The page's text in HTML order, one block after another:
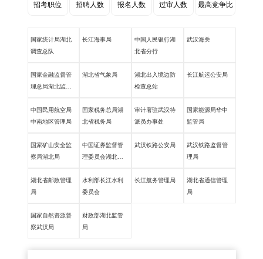
招考职位 招聘人数 报名人数 过审人数 最高竞争比
国家统计局湖北
调查总队
长江海事局
中国人民银行湖
北省分行
武汉海关
国家金融监督管
理总局湖北监管
湖北省气象局
湖北出入境边防
检查总站
长江航运公安局
中国民用航空局
中南地区管理局
国家税务总局湖
北省税务局
审计署驻武汉特
派员办事处
国家能源局华中
监管局
国家矿山安全监
察局湖北局
中国证券监督管
理委员会湖北监
武汉铁路公安局
武汉铁路监督管
理局
湖北省邮政管理
局
水利部长江水利
委员会
长江航务管理局
湖北省通信管理
局
国家自然资源督
察武汉局
财政部湖北监管
局